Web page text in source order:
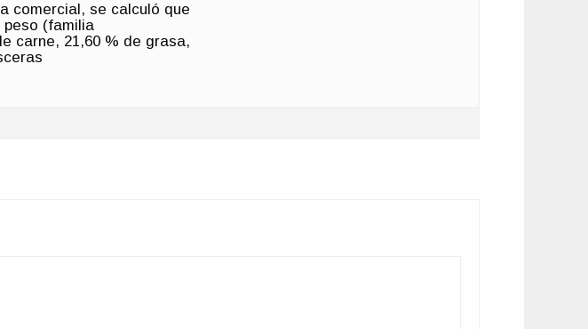
comercial, se calculó que
peso (familia
carne, 21,60 % de grasa,